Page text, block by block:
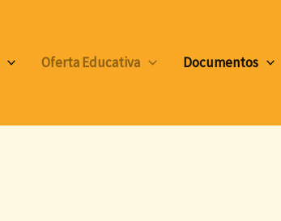
Oferta Educativa Documentos